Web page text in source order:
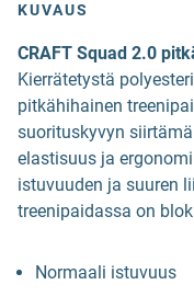
KUVAUS
CRAFT Squad 2.0
Kierrätetystä
pitkähihainen
suorituskyvyn
elastisuus ja
istuvuuden ja suuren
treenipaidassa on
Normaali istuvuus